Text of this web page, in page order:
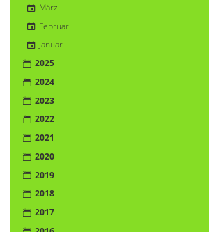
März
Februar
Januar
2025
2024
2023
2022
2021
2020
2019
2018
2017